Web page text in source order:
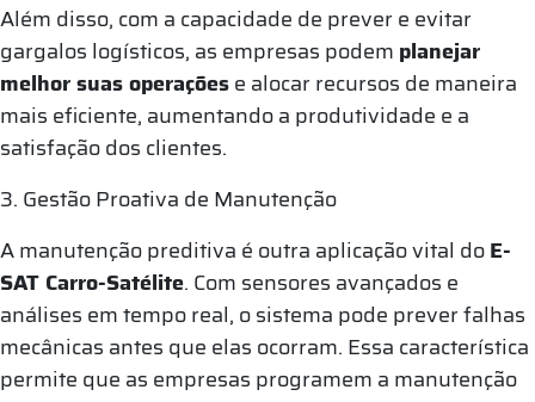
Além disso, com a capacidade de prever e evitar
gargalos logísticos, as empresas podem planejar
melhor suas operaçõese alocar recursos de maneira
mais eficiente, aumentando a produtividade e a
satisfação dos clientes.
3. Gestão Proativa de Manutenção
A manutenção preditiva é outra aplicação vital doE-
SAT Carro-Satélite. Com sensores avançados e
análises em tempo real, o sistema pode prever falhas
mecânicas antes que elas ocorram. Essa característica
permite que as empresas programem a manutenção